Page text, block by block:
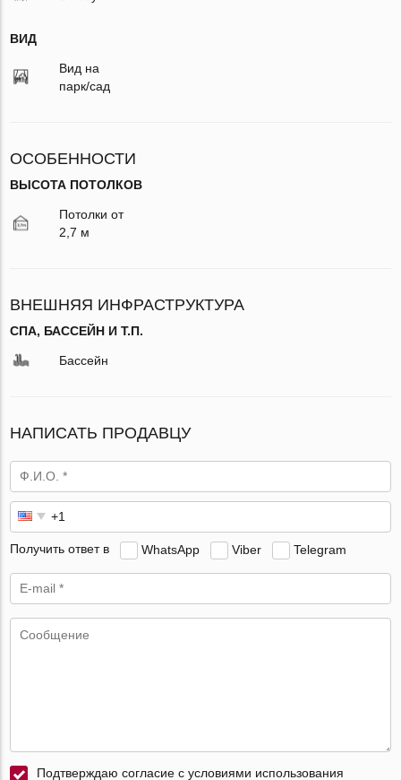
ВИД
Вид на
парк/сад
ОСОБЕННОСТИ
ВЫСОТА ПОТОЛКОВ
Потолки от
2,7 м
ВНЕШНЯЯ ИНФРАСТРУКТУРА
СПА, БАССЕЙН И Т.П.
Бассейн
НАПИСАТЬ ПРОДАВЦУ
Получить ответ в WhatsApp Viber Telegram
Подтверждаю согласие с условиями использования